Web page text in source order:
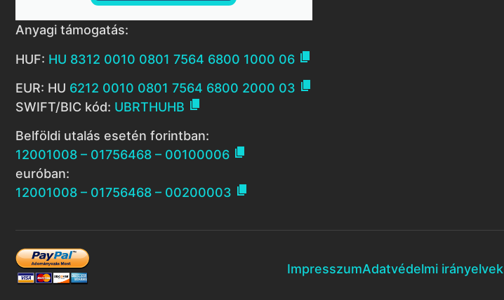
Anyagi támogatás:
HUF: HU 8312 0010 0801 7564 6800 1000 06 
EUR: HU 6212 0010 0801 7564 6800 2000 03 
SWIFT/BIC kód: UBRTHUHB 
Belföldi utalás esetén forintban:
12001008 – 01756468 – 00100006 
euróban:
12001008 – 01756468 – 00200003 
ImpresszumAdatvédelmi irányelvek